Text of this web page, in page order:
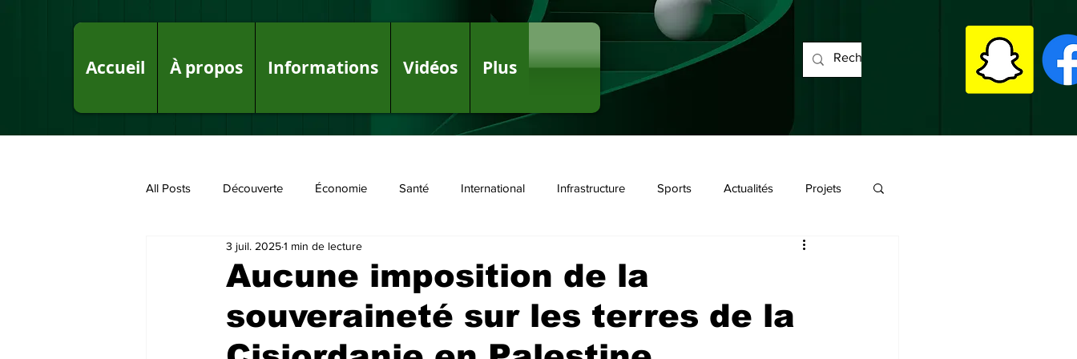
Accueil À propos Informations Vidéos Plus
All Posts Découverte Économie Santé International Infrastructure Sports Actualités Projets
Fake News sur le Royaume Politique
Aucune imposition de la
souveraineté sur les terres de la
3 juil. 20251 min de lecture